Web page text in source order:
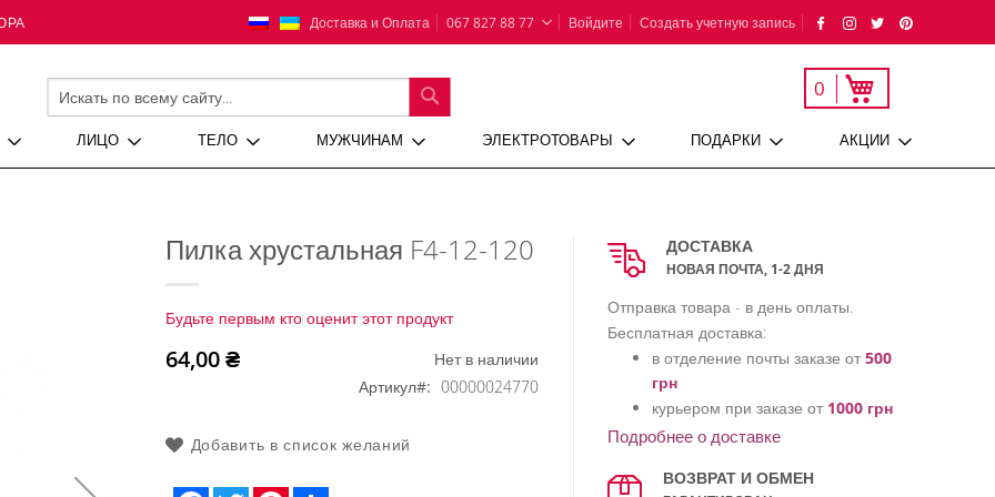
Язык Доставка и Оплата 067 827 88 77 Войдите Создать учетную запись
Моя корзина
0
ПОИСК
ЛИЦО ТЕЛО МУЖЧИНАМ ЭЛЕКТРОТОВАРЫ ПОДАРКИ АКЦИИ
Пилка хрустальная F4-12-120
Будьте первым кто оценит этот продукт
64,00 ₴
Нет в наличии
Артикул
00000024770
Добавить в список желаний
ДОСТАВКА
НОВАЯ ПОЧТА, 1-2 ДНЯ
Отправка товара - в день оплаты.
Бесплатная доставка:
в отделение почты заказе от500
грн
курьером при заказе от1000 грн
Подробнее о доставке
ВОЗВРАТ И ОБМЕН